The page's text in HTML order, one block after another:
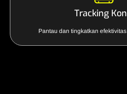
Tracking
Pantau dan tingkatkan